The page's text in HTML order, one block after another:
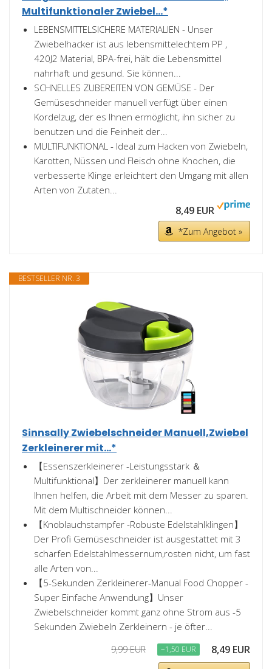
Multifunktionaler Zwiebel...*
LEBENSMITTELSICHERE MATERIALIEN - Unser
Zwiebelhacker ist aus lebensmittelechtem PP ,
420J2 Material, BPA-frei, hält die Lebensmittel
nahrhaft und gesund. Sie können...
SCHNELLES ZUBEREITEN VON GEMÜSE - Der
Gemüseschneider manuell verfügt über einen
Kordelzug, der es Ihnen ermöglicht, ihn sicher zu
benutzen und die Feinheit der...
MULTIFUNKTIONAL - Ideal zum Hacken von Zwiebeln,
Karotten, Nüssen und Fleisch ohne Knochen, die
verbesserte Klinge erleichtert den Umgang mit allen
Arten von Zutaten...
8,49 EUR
*Zum Angebot »
BESTSELLER NR. 3
Sinnsally Zwiebelschneider Manuell,Zwiebel
Zerkleinerer mit...*
【Essenszerkleinerer -Leistungsstark ＆
Multifunktional】Der zerkleinerer manuell kann
Ihnen helfen, die Arbeit mit dem Messer zu sparen.
Mit dem Multischneider können...
【Knoblauchstampfer -Robuste Edelstahlklingen】
Der Profi Gemüseschneider ist ausgestattet mit 3
scharfen Edelstahlmessernum,rosten nicht, um fast
alle Arten von...
【5-Sekunden Zerkleinerer-Manual Food Chopper -
Super Einfache Anwendung】Unser
Zwiebelschneider kommt ganz ohne Strom aus -5
Sekunden Zwiebeln Zerkleinern - je öfter...
9,99 EUR −1,50 EUR 8,49 EUR